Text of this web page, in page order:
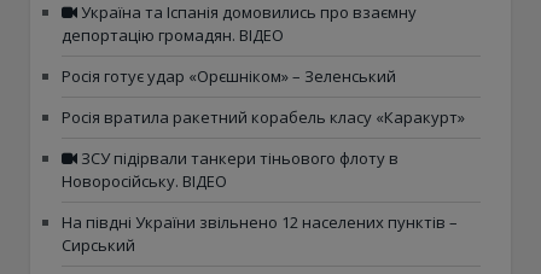
Україна та Іспанія домовились про взаємну
депортацію громадян. ВІДЕО
Росія готує удар «Орєшніком» – Зеленський
Росія вратила ракетний корабель класу «Каракурт»
ЗСУ підірвали танкери тіньового флоту в
Новоросійську. ВІДЕО
На півдні України звільнено 12 населених пунктів –
Сирський